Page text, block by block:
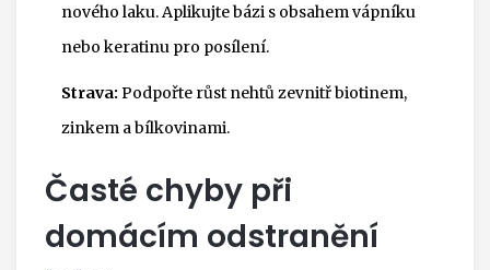
nového laku. Aplikujte bázi s obsahem vápníku
nebo keratinu pro posílení.
Strava: Podpořte růst nehtů zevnitř biotinem,
zinkem a bílkovinami.
Časté chyby při
domácím odstranění